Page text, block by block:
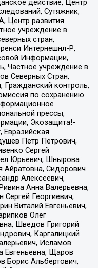
действие, Центр
Сутяжник,
развития
учреждение в
стран,
Интернешнл-Р,
Информации,
Частное учреждение в
Северных Стран,
контроль,
по сохранению
прессы,
Экозащита!-
Петр Петрович,
Сергей
Юрьевич, Шнырова
Сидорович
Алексеевич,
Анна Валерьевна,
Георгиевич,
Виталий Евгеньевич,
Олег
Шведов Григорий
Каргалицкий
Исламов
Евгеньевна, Щаров
Борис Альбертович,